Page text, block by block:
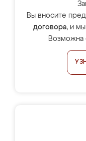
Вы вносите
договора, и мы
Возможна